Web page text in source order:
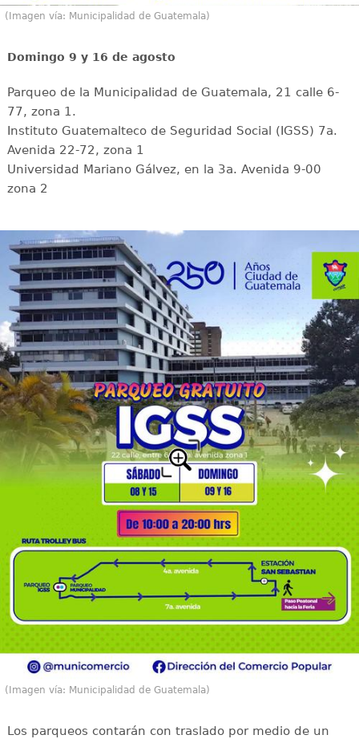
(Imagen vía: Municipalidad de Guatemala)
Domingo 9 y 16 de agosto
Parqueo de la Municipalidad de Guatemala, 21 calle 6-
77, zona 1.
Instituto Guatemalteco de Seguridad Social (IGSS) 7a.
Avenida 22-72, zona 1
Universidad Mariano Gálvez, en la 3a. Avenida 9-00
zona 2
(Imagen vía: Municipalidad de Guatemala)
Los parqueos contarán con traslado por medio de un